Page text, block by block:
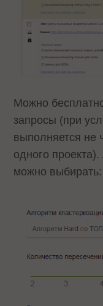
Можно
запросы (при
выполняется не
одного
можно выбирать: